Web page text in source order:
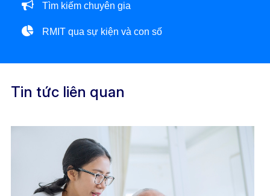
Tìm kiếm chuyên gia
RMIT qua sự kiện và con số
Tin tức liên quan